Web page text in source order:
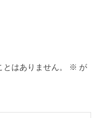
はありません。 ※ が